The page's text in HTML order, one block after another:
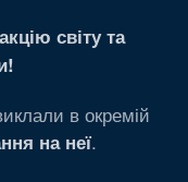
світу та
в окремій
на неї.